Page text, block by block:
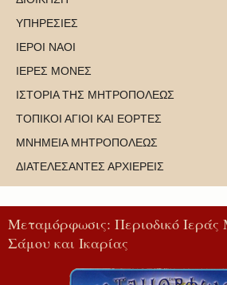
ΥΠΗΡΕΣΙΕΣ
ΙΕΡΟΙ ΝΑΟΙ
ΙΕΡΕΣ ΜΟΝΕΣ
ΙΣΤΟΡΙΑ ΤΗΣ ΜΗΤΡΟΠΟΛΕΩΣ
ΤΟΠΙΚΟΙ ΑΓΙΟΙ ΚΑΙ ΕΟΡΤΕΣ
ΜΝΗΜΕΙΑ ΜΗΤΡΟΠΟΛΕΩΣ
ΔΙΑΤΕΛΕΣΑΝΤΕΣ ΑΡΧΙΕΡΕΙΣ
Μεταμόρφωσις: Περιοδικό
Σάμου και Ικαρίας